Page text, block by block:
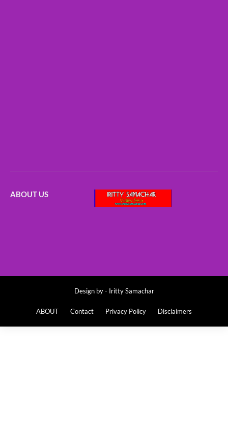
ABOUT US
Design by - Iritty Samachar
ABOUT Contact Privacy Policy Disclaimers